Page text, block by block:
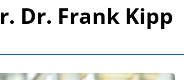
Dr. Frank Kipp